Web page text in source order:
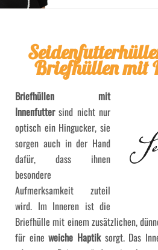
Briefhüllen mit
Briefhüllen mit
Innenfuttersind nicht nur
optisch ein Hingucker, sie
sorgen auch in der Hand
dafür, dass ihnen
besondere
Aufmerksamkeit zuteil
wird. Im Inneren ist die
Briefhülle mit einem zusätzlichen,
für eineweiche Haptiksorgt. Das